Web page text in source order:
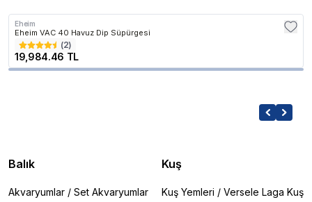
Eheim
Eheim VAC 40 Havuz Dip Süpürgesi
(2)
19,984.46 TL
Balık
Akvaryumlar / Set Akvaryumlar
Kuş
Kuş Yemleri / Versele Laga Kuş